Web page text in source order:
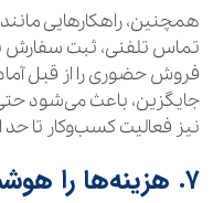
همچنین، راهکارهایی
تماس تلفنی، ثبت سفارش
فروش حضوری را از قبل
جایگزین، باعث می‌شود
نیز فعالیت کسب‌وکار تا حد
۷. هزینه‌ها را هوشمندانه مدیریت کنید